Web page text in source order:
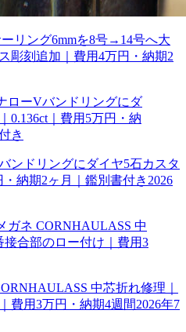
リング6mmを8号→14号へ大
彫刻追加｜費用4万円・納期2
ンドリングにダイヤ5石カスタ
・納期2ヶ月｜鑑別書付き 2026
中芯折れ修理｜
費用3万円・納期4週間2026年7